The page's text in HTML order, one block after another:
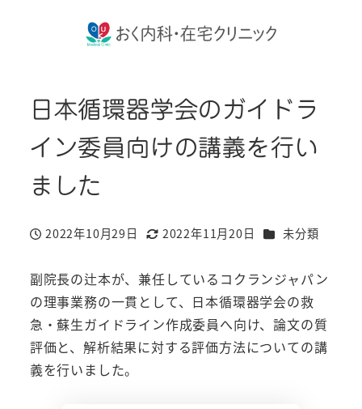
日本循環器学会のガイドラ
イン委員向けの講義を行い
ました
投稿日
2022年10月29日
更新日
2022年11月20日 カテゴリー
未分類
副院長の辻本が、兼任しているコクランジャパン
の理事業務の一貫として、日本循環器学会の救
急・蘇生ガイドライン作成委員へ向け、論文の質
評価と、解析結果に対する評価方法についての講
義を行いました。